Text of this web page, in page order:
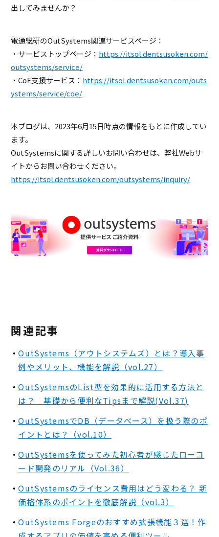
出してみませんか？
電通総研のOutSystems関連サービスページ：
・サービストップページ： https://itsol.dentsusoken.com/
outsystems/service/
・CoE支援サービス： https://itsol.dentsusoken.com/outs
ystems/service/coe/
本ブログは、2023年6月15日時点の情報をもとに作成してい
ます。
OutSystemsに関する詳しいお問い合わせは、弊社Webサ
イトからお問い合わせください。
https://itsol.dentsusoken.com/outsystems/inquiry/
関連記事
OutSystems（アウトシステムズ）とは？導入事
例やメリット、機能を解説（vol.27）
OutSystemsのList型を効果的に活用する方法と
は？ 基礎から便利なTipsまで解説(Vol.37)
OutSystemsでDB（データベース）を扱う際のポ
イントとは？（vol.10）
OutSystemsを使ってみた初心者が感じたローコ
ード開発のリアル（Vol.36）
OutSystemsのライセンス費用はどう変わる？ 新
価格体系のポイントを徹底解説（vol.3）
OutSystems Forgeのおすすめ拡張機能３選！作